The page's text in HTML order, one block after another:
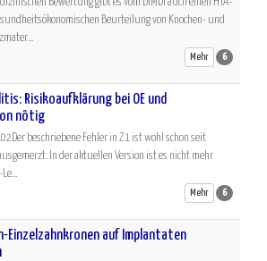
Beurteilung von Knochen- und
Mehr 6
Risikoaufklärung bei OE und
nötig
beschriebene Fehler in Z1 ist wohl schon seit
In der aktuellen Version ist es nicht mehr
Mehr 6
Einzelzahnkronen auf Implantaten